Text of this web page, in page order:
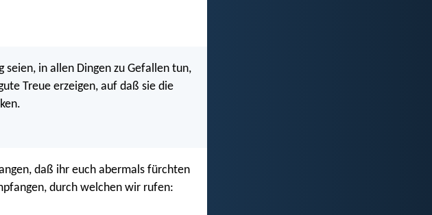
in allen Dingen zu Gefallen tun,
Treue erzeigen, auf daß sie die
daß ihr euch abermals fürchten
durch welchen wir rufen: